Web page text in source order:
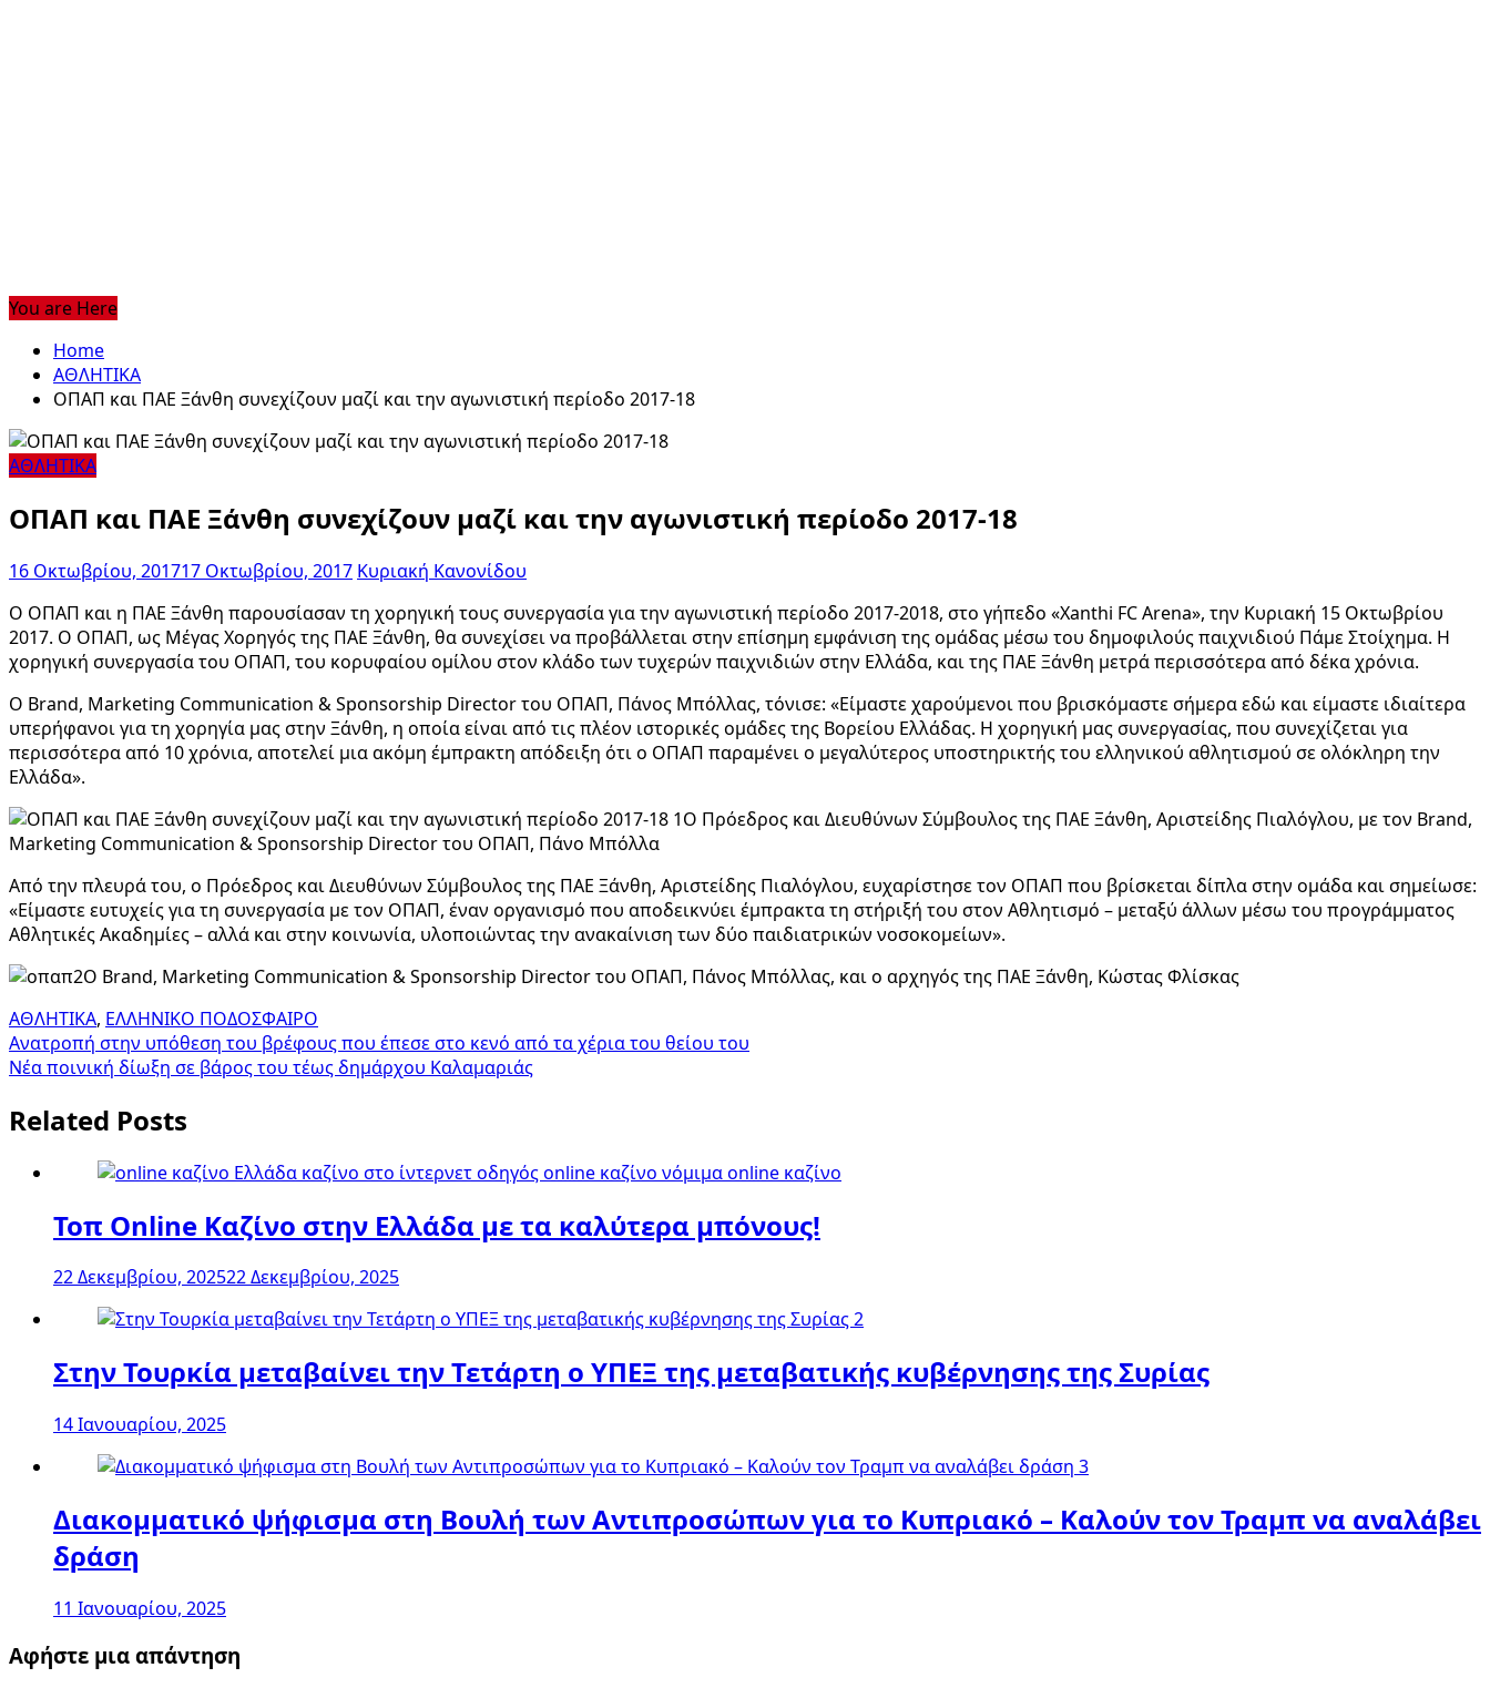
You are Here
Home
ΑΘΛΗΤΙΚΑ
ΟΠΑΠ και ΠΑΕ Ξάνθη συνεχίζουν μαζί και την αγωνιστική περίοδο 2017-18
ΑΘΛΗΤΙΚΑ
ΟΠΑΠ και ΠΑΕ Ξάνθη συνεχίζουν μαζί και την αγωνιστική περίοδο 2017-18
16 Οκτωβρίου, 201717 Οκτωβρίου, 2017 Κυριακή Κανονίδου
Ο ΟΠΑΠ και η ΠΑΕ Ξάνθη παρουσίασαν τη χορηγική τους συνεργασία για την αγωνιστική περίοδο 2017-2018, στο γήπεδο «Xanthi FC Arena», την Κυριακή 15 Οκτωβρίου
2017. Ο ΟΠΑΠ, ως Μέγας Χορηγός της ΠΑΕ Ξάνθη, θα συνεχίσει να προβάλλεται στην επίσημη εμφάνιση της ομάδας μέσω του δημοφιλούς παιχνιδιού Πάμε Στοίχημα. Η
χορηγική συνεργασία του ΟΠΑΠ, του κορυφαίου ομίλου στον κλάδο των τυχερών παιχνιδιών στην Ελλάδα, και της ΠΑΕ Ξάνθη μετρά περισσότερα από δέκα χρόνια.
Ο Brand, Marketing Communication & Sponsorship Director του ΟΠΑΠ, Πάνος Μπόλλας, τόνισε: «Είμαστε χαρούμενοι που βρισκόμαστε σήμερα εδώ και είμαστε ιδιαίτερα
υπερήφανοι για τη χορηγία μας στην Ξάνθη, η οποία είναι από τις πλέον ιστορικές ομάδες της Βορείου Ελλάδας. Η χορηγική μας συνεργασίας, που συνεχίζεται για
περισσότερα από 10 χρόνια, αποτελεί μια ακόμη έμπρακτη απόδειξη ότι ο ΟΠΑΠ παραμένει ο μεγαλύτερος υποστηρικτής του ελληνικού αθλητισμού σε ολόκληρη την
Ελλάδα».
Ο Πρόεδρος και Διευθύνων Σύμβουλος της ΠΑΕ Ξάνθη, Αριστείδης Πιαλόγλου, με τον Brand,
Marketing Communication & Sponsorship Director του ΟΠΑΠ, Πάνο Μπόλλα
Από την πλευρά του, o Πρόεδρος και Διευθύνων Σύμβουλος της ΠΑΕ Ξάνθη, Αριστείδης Πιαλόγλου, ευχαρίστησε τον ΟΠΑΠ που βρίσκεται δίπλα στην ομάδα και σημείωσε:
«Είμαστε ευτυχείς για τη συνεργασία με τον ΟΠΑΠ, έναν οργανισμό που αποδεικνύει έμπρακτα τη στήριξή του στον Αθλητισμό – μεταξύ άλλων μέσω του προγράμματος
Αθλητικές Ακαδημίες – αλλά και στην κοινωνία, υλοποιώντας την ανακαίνιση των δύο παιδιατρικών νοσοκομείων».
Ο Brand, Marketing Communication & Sponsorship Director του ΟΠΑΠ, Πάνος Μπόλλας, και ο αρχηγός της ΠΑΕ Ξάνθη, Κώστας Φλίσκας
ΑΘΛΗΤΙΚΑ, ΕΛΛΗΝΙΚΟ ΠΟΔΟΣΦΑΙΡΟ
Πλοήγηση
άρθρων
Ανατροπή στην υπόθεση του βρέφους που έπεσε στο κενό από τα χέρια του θείου του
Νέα ποινική δίωξη σε βάρος του τέως δημάρχου Καλαμαριάς
Related Posts
Τοπ Online Καζίνο στην Ελλάδα με τα καλύτερα μπόνους!
22 Δεκεμβρίου, 202522 Δεκεμβρίου, 2025
Στην Τουρκία μεταβαίνει την Τετάρτη ο ΥΠΕΞ της μεταβατικής κυβέρνησης της Συρίας
14 Ιανουαρίου, 2025
Διακομματικό ψήφισμα στη Βουλή των Αντιπροσώπων για το Κυπριακό – Καλούν τον Τραμπ να αναλάβει
δράση
11 Ιανουαρίου, 2025
Αφήστε μια απάντηση